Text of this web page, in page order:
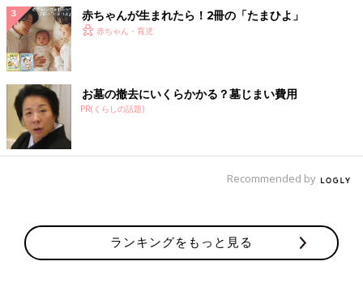
＜ランドリールーム＞
赤ちゃんが生まれたら！2冊の「たまひよ」
赤ちゃん・育児
お墓の撤去にいくらかかる？墓じまい費用
PR(くらしの話題)
Recommended by
ランキングをもっと見る